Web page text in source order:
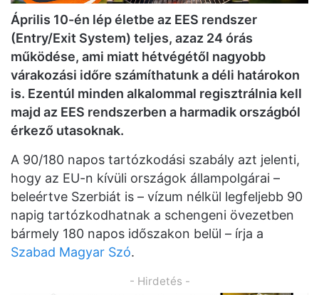
Április 10-én lép életbe az EES rendszer
(Entry/Exit System) teljes, azaz 24 órás
működése, ami miatt hétvégétől nagyobb
várakozási időre számíthatunk a déli határokon
is. Ezentúl minden alkalommal regisztrálnia kell
majd az EES rendszerben a harmadik országból
érkező utasoknak.
A 90/180 napos tartózkodási szabály azt jelenti,
hogy az EU-n kívüli országok állampolgárai –
beleértve Szerbiát is – vízum nélkül legfeljebb 90
napig tartózkodhatnak a schengeni övezetben
bármely 180 napos időszakon belül – írja a
Szabad Magyar Szó.
- Hirdetés -